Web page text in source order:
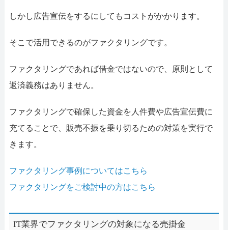
しかし広告宣伝をするにしてもコストがかかります。
そこで活用できるのがファクタリングです。
ファクタリングであれば借金ではないので、原則として
返済義務はありません。
ファクタリングで確保した資金を人件費や広告宣伝費に
充てることで、販売不振を乗り切るための対策を実行で
きます。
ファクタリング事例についてはこちら
ファクタリングをご検討中の方はこちら
IT業界でファクタリングの対象になる売掛金